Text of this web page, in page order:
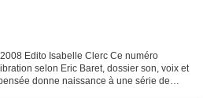
Edito Isabelle Clerc Ce numéro
selon Eric Baret, dossier son, voix et
donne naissance à une série de